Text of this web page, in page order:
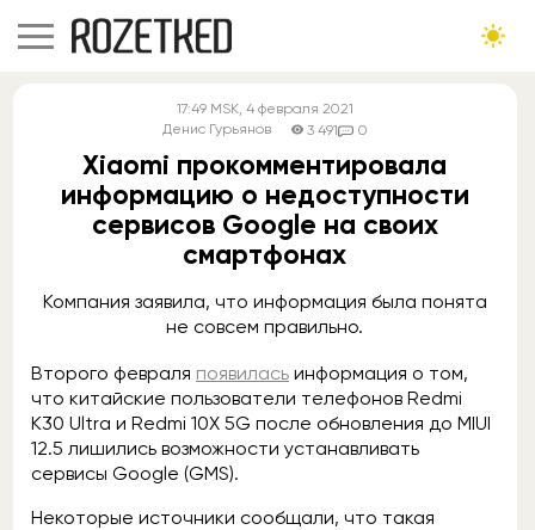
17:49 MSK, 4 февраля 2021
Денис Гурьянов
3 491 0
Xiaomi прокомментировала
информацию о недоступности
сервисов Google на своих
смартфонах
Компания заявила, что информация была понята
не совсем правильно.
Второго февраля появилась информация о том,
что китайские пользователи телефонов Redmi
K30 Ultra и Redmi 10X 5G после обновления до MIUI
12.5 лишились возможности устанавливать
сервисы Google (GMS).
Некоторые источники сообщали, что такая